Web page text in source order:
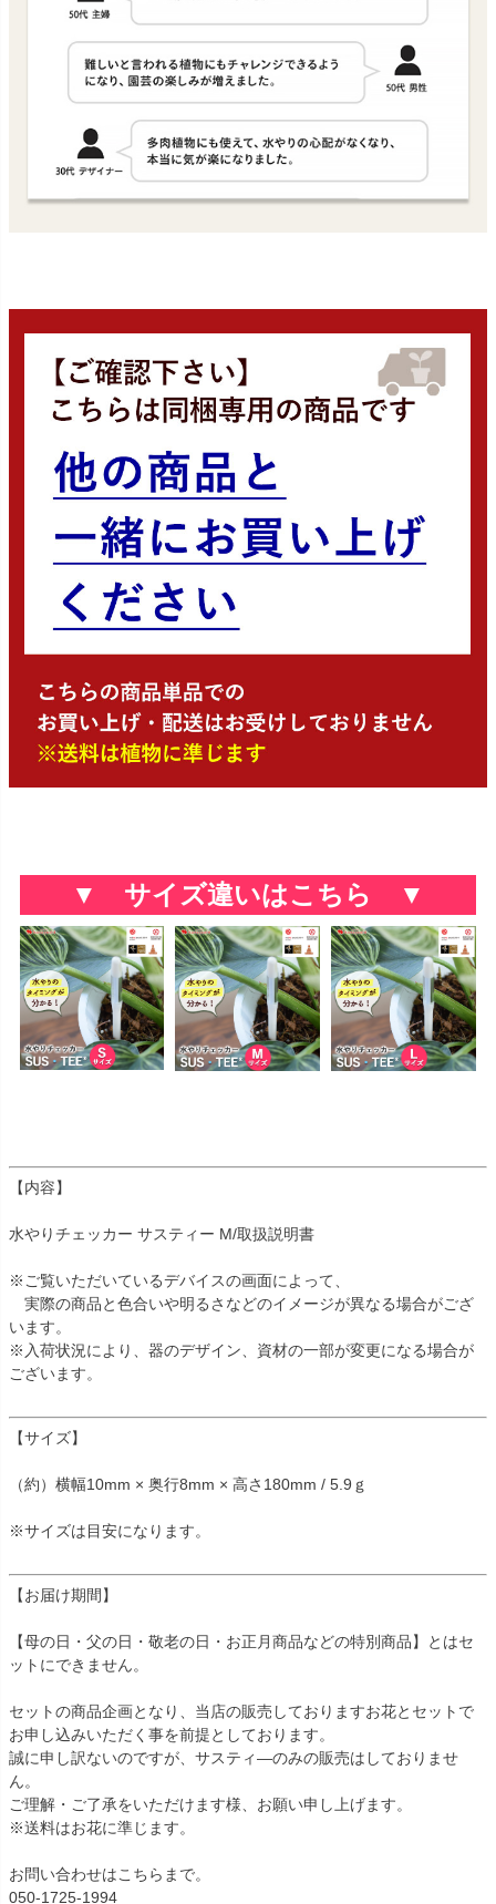
▼ サイズ違いはこちら ▼
【内容】
水やりチェッカー サスティー M/取扱説明書
※ご覧いただいているデバイスの画面によって、
実際の商品と色合いや明るさなどのイメージが異なる場合がござ
います。
※入荷状況により、器のデザイン、資材の一部が変更になる場合が
ございます。
【サイズ】
（約）横幅10mm × 奥行8mm × 高さ180mm / 5.9ｇ
※サイズは目安になります。
【お届け期間】
【母の日・父の日・敬老の日・お正月商品などの特別商品】とはセ
ットにできません。
セットの商品企画となり、当店の販売しておりますお花とセットで
お申し込みいただく事を前提としております。
誠に申し訳ないのですが、サスティ―のみの販売はしておりませ
ん。
ご理解・ご了承をいただけます様、お願い申し上げます。
※送料はお花に準じます。
お問い合わせはこちらまで。
050-1725-1994